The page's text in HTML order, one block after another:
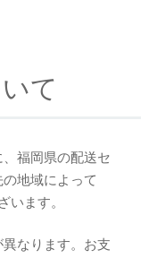
て
福岡県の配送セ
地域によって
います。
なります。お支